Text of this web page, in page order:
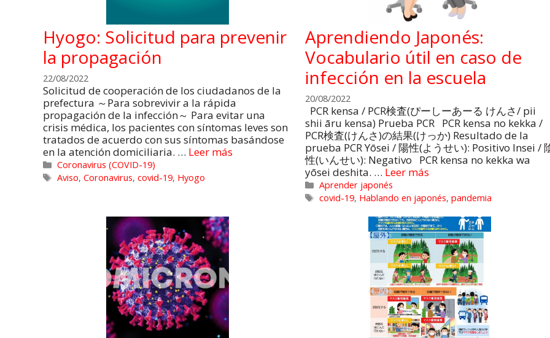
Hyogo: Solicitud para prevenir
la propagación
22/08/2022
Solicitud de cooperación de los ciudadanos de la
prefectura ～Para sobrevivir a la rápida
propagación de la infección～ Para evitar una
crisis médica, los pacientes con síntomas leves son
tratados de acuerdo con sus síntomas basándose
en la atención domiciliaria. … Leer más
Coronavirus (COVID-19)
Aviso,Coronavirus,covid-19, Hyogo
Aprendiendo Japonés:
Vocabulario útil en caso de
infección en la escuela
20/08/2022
PCR kensa / PCR検査(ぴーしーあーる けんさ/ pii
shii āru kensa) Prueba PCR PCR kensa no kekka /
PCR検査(けんさ)の結果(けっか) Resultado de la
prueba PCR Yōsei / 陽性(ようせい): Positivo Insei /
性(いんせい): Negativo PCR kensa no kekka wa
yōsei deshita. … Leer más
Aprender japonés
covid-19, Hablando en japonés, pandemia